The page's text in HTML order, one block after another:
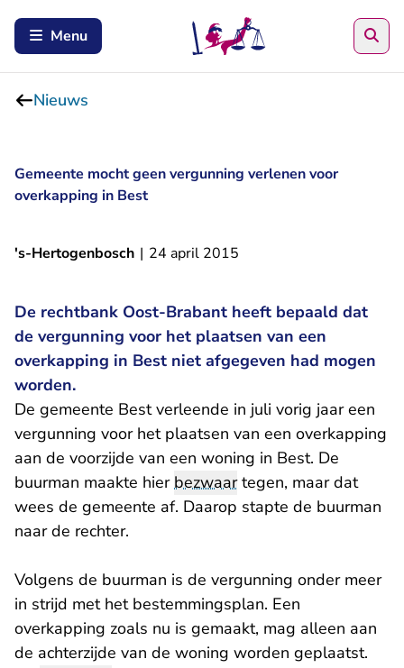
Menu
Nieuws
Gemeente mocht geen vergunning verlenen voor
overkapping in Best
's-Hertogenbosch | 24 april 2015
De rechtbank Oost-Brabant heeft bepaald dat
de vergunning voor het plaatsen van een
overkapping in Best niet afgegeven had mogen
worden.
De gemeente Best verleende in juli vorig jaar een
vergunning voor het plaatsen van een overkapping
aan de voorzijde van een woning in Best. De
buurman maakte hierbezwaartegen, maar dat
wees de gemeente af. Daarop stapte de buurman
naar de rechter.
Volgens de buurman is de vergunning onder meer
in strijd met het bestemmingsplan. Een
overkapping zoals nu is gemaakt, mag alleen aan
de achterzijde van de woning worden geplaatst.